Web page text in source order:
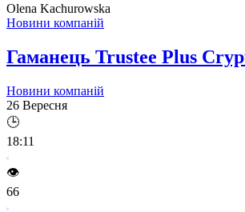
Olena Kachurowska
Новини компаній
Гаманець Trustee Plus
Новини компаній
26 Вересня
🕒
18:11
👁️
66